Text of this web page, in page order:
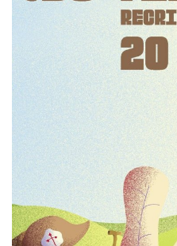
Saúde
Ficha técnica
Cultura
Lazer
Ambiente